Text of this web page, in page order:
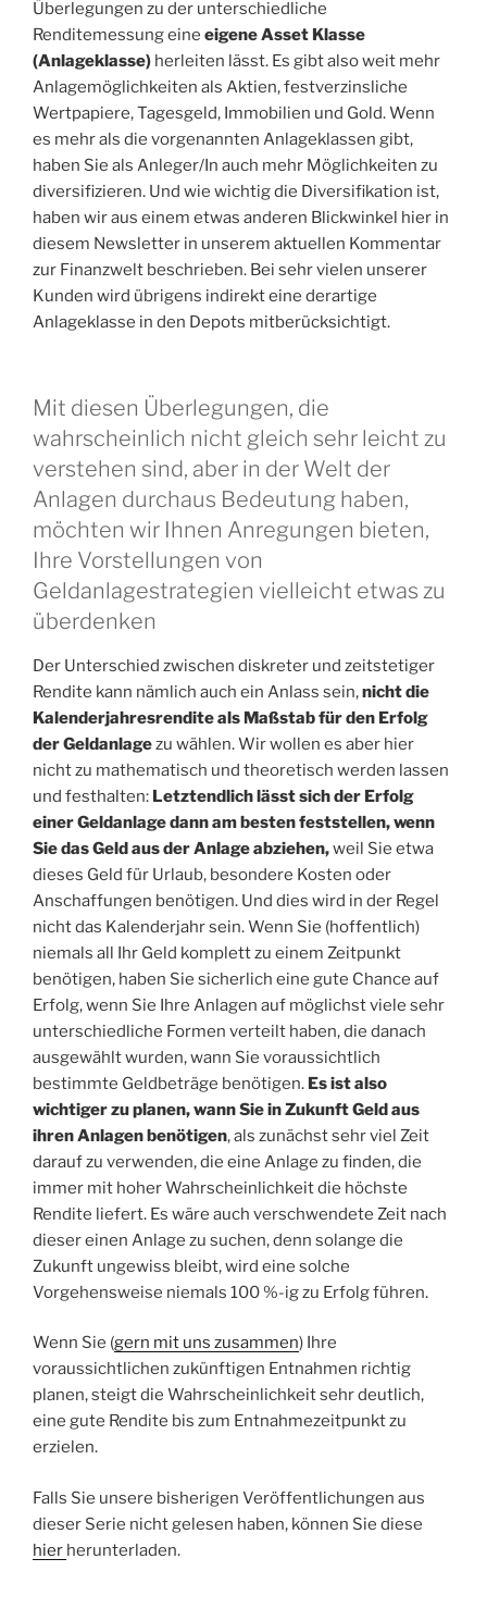
Überlegungen zu der unterschiedliche
Renditemessung eine eigene Asset Klasse
(Anlageklasse) herleiten lässt. Es gibt also weit mehr
Anlagemöglichkeiten als Aktien, festverzinsliche
Wertpapiere, Tagesgeld, Immobilien und Gold. Wenn
es mehr als die vorgenannten Anlageklassen gibt,
haben Sie als Anleger/In auch mehr Möglichkeiten zu
diversifizieren. Und wie wichtig die Diversifikation ist,
haben wir aus einem etwas anderen Blickwinkel hier in
diesem Newsletter in unserem aktuellen Kommentar
zur Finanzwelt beschrieben. Bei sehr vielen unserer
Kunden wird übrigens indirekt eine derartige
Anlageklasse in den Depots mitberücksichtigt.
Mit diesen Überlegungen, die
wahrscheinlich nicht gleich sehr leicht zu
verstehen sind, aber in der Welt der
Anlagen durchaus Bedeutung haben,
möchten wir Ihnen Anregungen bieten,
Ihre Vorstellungen von
Geldanlagestrategien vielleicht etwas zu
überdenken
Der Unterschied zwischen diskreter und zeitstetiger
Rendite kann nämlich auch ein Anlass sein,nicht die
Kalenderjahresrendite als Maßstab für den Erfolg
der Geldanlagezu wählen. Wir wollen es aber hier
nicht zu mathematisch und theoretisch werden lassen
und festhalten: Letztendlich lässt sich der Erfolg
einer Geldanlage dann am besten feststellen, wenn
Sie das Geld aus der Anlage abziehen,weil Sie etwa
dieses Geld für Urlaub, besondere Kosten oder
Anschaffungen benötigen. Und dies wird in der Regel
nicht das Kalenderjahr sein. Wenn Sie (hoffentlich)
niemals all Ihr Geld komplett zu einem Zeitpunkt
benötigen, haben Sie sicherlich eine gute Chance auf
Erfolg, wenn Sie Ihre Anlagen auf möglichst viele sehr
unterschiedliche Formen verteilt haben, die danach
ausgewählt wurden, wann Sie voraussichtlich
bestimmte Geldbeträge benötigen. Es ist also
wichtiger zu planen, wann Sie in Zukunft Geld aus
ihren Anlagen benötigen, als zunächst sehr viel Zeit
darauf zu verwenden, die eine Anlage zu finden, die
immer mit hoher Wahrscheinlichkeit die höchste
Rendite liefert. Es wäre auch verschwendete Zeit nach
dieser einen Anlage zu suchen, denn solange die
Zukunft ungewiss bleibt, wird eine solche
Vorgehensweise niemals 100 %-ig zu Erfolg führen.
Wenn Sie (gern mit uns zusammen) Ihre
voraussichtlichen zukünftigen Entnahmen richtig
planen, steigt die Wahrscheinlichkeit sehr deutlich,
eine gute Rendite bis zum Entnahmezeitpunkt zu
erzielen.
Falls Sie unsere bisherigen Veröffentlichungen aus
dieser Serie nicht gelesen haben, können Sie diese
hier herunterladen.